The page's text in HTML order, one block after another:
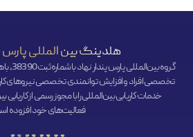
هلدینگ بین المللی پارس
گروه
تخصصی افراد و افزایش توانمندی تخصصی نیروهای
خدمات کاریابی بین‌المللی را با مجوز رسمی از
فعالیت‌های خود افزوده